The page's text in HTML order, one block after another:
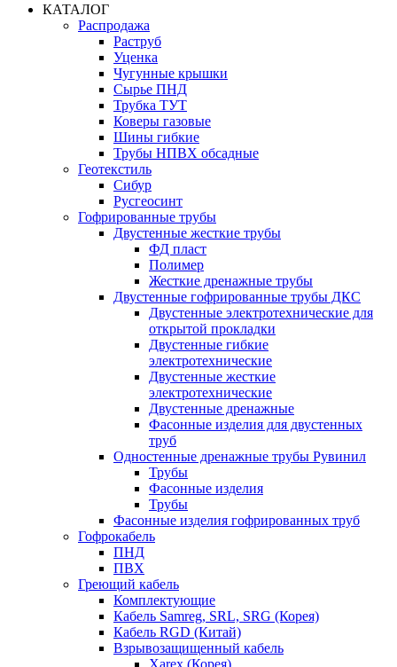
КАТАЛОГ
Распродажа
Раструб
Уценка
Чугунные крышки
Сырье ПНД
Трубка ТУТ
Коверы газовые
Шины гибкие
Трубы НПВХ обсадные
Геотекстиль
Сибур
Русгеосинт
Гофрированные трубы
Двустенные жесткие трубы
ФД пласт
Полимер
Жесткие дренажные трубы
Двустенные гофрированные трубы ДКС
Двустенные электротехнические для
открытой прокладки
Двустенные гибкие
электротехнические
Двустенные жесткие
электротехнические
Двустенные дренажные
Фасонные изделия для двустенных
труб
Одностенные дренажные трубы Рувинил
Трубы
Фасонные изделия
Трубы
Фасонные изделия гофрированных труб
Гофрокабель
ПНД
ПВХ
Греющий кабель
Комплектующие
Кабель Samreg, SRL, SRG (Корея)
Кабель RGD (Китай)
Взрывозащищенный кабель
Xarex (Корея)